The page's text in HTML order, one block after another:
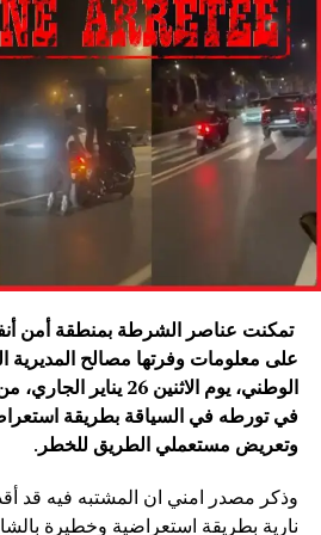
تمكنت عناصر الشرطة بمنطقة أمن أنفا
على معلومات وفرتها مصالح المديرية
الوطني، يوم الاثنين
في تورطه في السياقة بطريقة
وتعريض مستعملي الطريق للخطر .
وذكر مصدر امني ان المشتبه فيه قد
نارية بطريقة استعراضية وخطيرة